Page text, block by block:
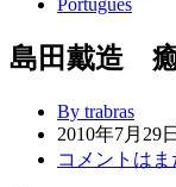
Português
島田戴造 癒
By trabras
2010年7月29日
コメントは